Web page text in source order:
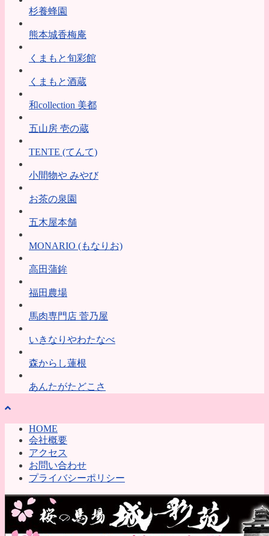
杉養蜂園
熊本城香梅庵
くまもと旬彩館
くまもと酒蔵
和collection 美都
五山房 壱の蔵
TENTE (てんて)
小間物や みやび
お茶の泉園
五木屋本舗
MONARIO (もなりお)
高田蒲鉾
福田農場
馬肉専門店 菅乃屋
いきなりやわたなべ
森からし蓮根
あんたがたどこさ
HOME
会社概要
アクセス
お問い合わせ
プライバシーポリシー